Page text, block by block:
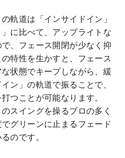
軌道は「インサイドイン」
に比べて、アップライトな
、フェース開閉が少なく抑
特性を生かすと、フェース
状態でキープしながら、緩
ン」の軌道で振ることで、
つことが可能なります。
スイングを操るプロの多く
グリーンに止まるフェード
のです。